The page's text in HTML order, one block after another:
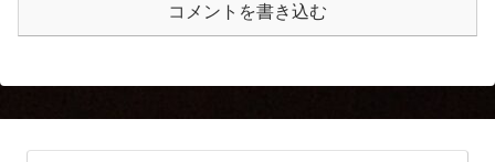
コメントを書き込む